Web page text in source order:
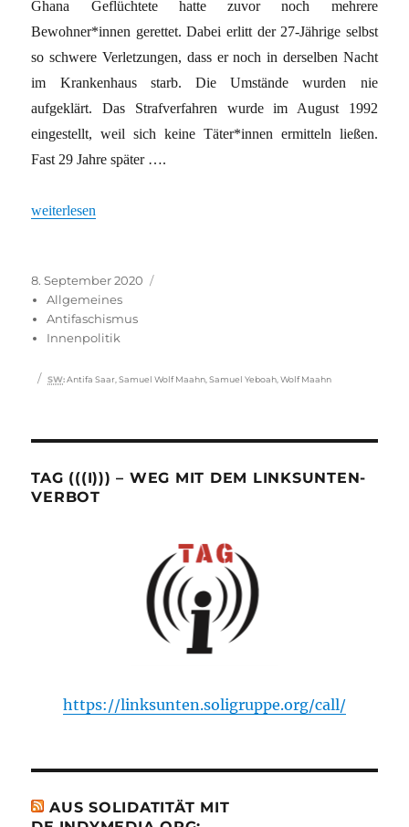
Ghana Geflüchtete hatte zuvor noch mehrere
Bewohner*innen gerettet. Dabei erlitt der 27-Jährige selbst
so schwere Verletzungen, dass er noch in derselben Nacht
im Krankenhaus starb. Die Umstände wurden nie
aufgeklärt. Das Strafverfahren wurde im August 1992
eingestellt, weil sich keine Täter*innen ermitteln ließen.
Fast 29 Jahre später ….
„Hoffnung auf Gerechtigkeit“
weiterlesen
Veröffentlicht
am
8. September 2020
Allgemeines
Antifaschismus
Innenpolitik
Schlagwörter
SW: Antifa Saar ,Samuel Wolf Maahn ,Samuel Yeboah ,Wolf Maahn
TAG (((I))) – WEG MIT DEM LINKSUNTEN-
VERBOT
https://linksunten.soligruppe.org/call/
AUS SOLIDATITÄT MIT